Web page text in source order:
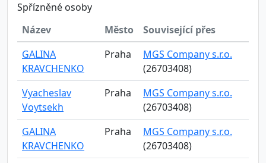
Spřízněné osoby
Název
Město
Související přes
GALINA
KRAVCHENKO
Praha
MGS Company s.r.o.
(26703408)
Vyacheslav
Voytsekh
Praha
MGS Company s.r.o.
(26703408)
GALINA
KRAVCHENKO
Praha
MGS Company s.r.o.
(26703408)